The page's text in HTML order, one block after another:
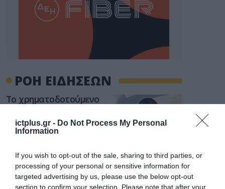
ictplus.gr - Do Not Process My Personal
Information
If you wish to opt-out of the sale, sharing to third parties, or
processing of your personal or sensitive information for
targeted advertising by us, please use the below opt-out
section to confirm your selection. Please note that after your
ΡΟΗ ΕΙΔΗΣΕΩΝ
Το χρηματοδοτούμενο
Gaming Police”
ενισχύει την ασφάλεια
των παιδιών στο
31.07.2026
ΑΑΔΕ: Διευκρινίσεις
για τα πρόστιμα σε
παραβάσεις που
αφορούν τους ΦΗΜ